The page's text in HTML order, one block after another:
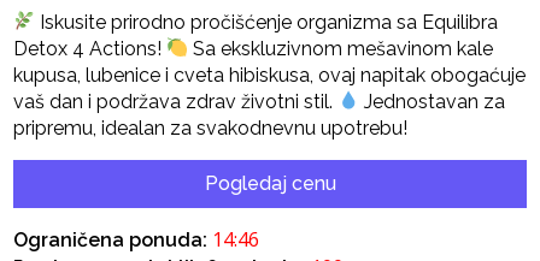
Iskusite prirodno pročišćenje organizma sa Equilibra
Detox 4 Actions!
Sa ekskluzivnom mešavinom kale
kupusa, lubenice i cveta hibiskusa, ovaj napitak obogaćuje
vaš dan i podržava zdrav životni stil.
Jednostavan za
pripremu, idealan za svakodnevnu upotrebu!
Pogledaj cenu
Ograničena ponuda: 14:45